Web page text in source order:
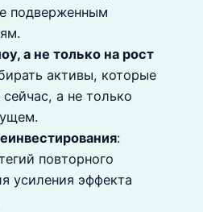
подверженным
а не только на рост
активы, которые
а не только
:
повторного
усиления эффекта